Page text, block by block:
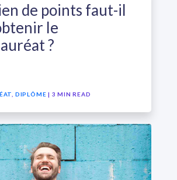
de points faut-il
le
?
DIPLÔME | 3 MIN READ